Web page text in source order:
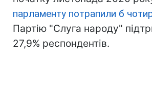
парламенту потрапили б
Партію "Слуга народу"
27,9% респондентів.